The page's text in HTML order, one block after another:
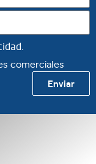
comerciales
Enviar